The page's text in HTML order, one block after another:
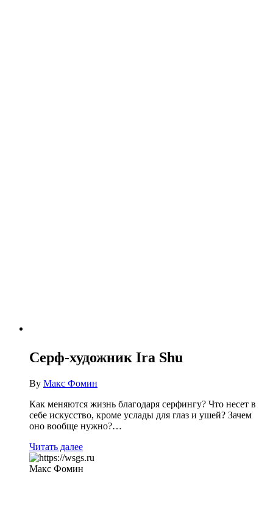
Серф-художник Ira Shu
By Макс Фомин
Как меняются жизнь благодаря серфингу? Что несет в
себе искусство, кроме услады для глаз и ушей? Зачем
оно вообще нужно?…
Читать далее
Макс Фомин